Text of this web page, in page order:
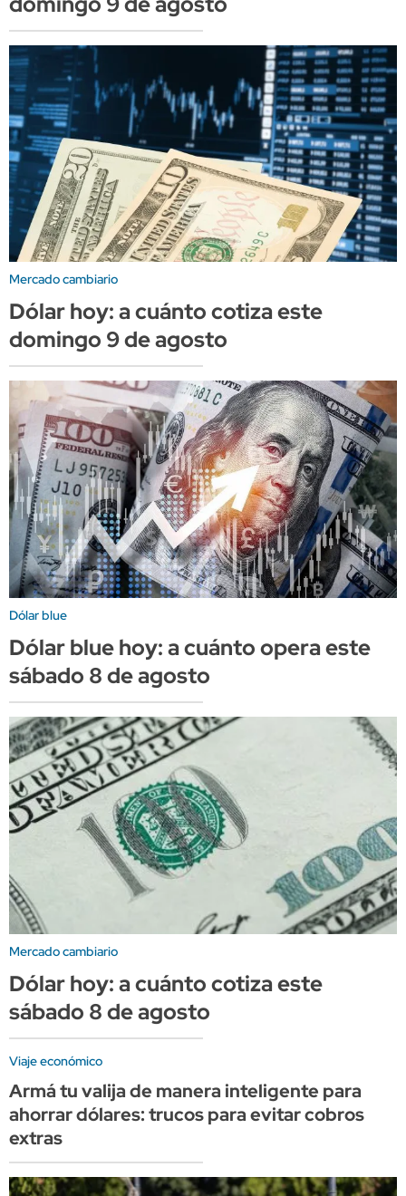
Mercado cambiario
Dólar hoy: a cuánto cotiza este
domingo 9 de agosto
Dólar blue
Dólar blue hoy: a cuánto opera este
sábado 8 de agosto
Mercado cambiario
Dólar hoy: a cuánto cotiza este
sábado 8 de agosto
Viaje económico
Armá tu valija de manera inteligente para
ahorrar dólares: trucos para evitar cobros
extras